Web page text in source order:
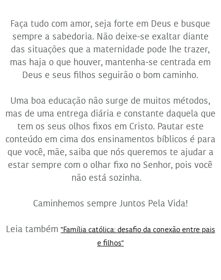
Faça tudo com amor, seja forte em Deus e busque
sempre a sabedoria. Não deixe-se exaltar diante
das situações que a maternidade pode lhe trazer,
mas haja o que houver, mantenha-se centrada em
Deus e seus filhos seguirão o bom caminho.
Uma boa educação não surge de muitos métodos,
mas de uma entrega diária e constante daquela que
tem os seus olhos fixos em Cristo. Pautar este
conteúdo em cima dos ensinamentos bíblicos é para
que você, mãe, saiba que nós queremos te ajudar a
estar sempre com o olhar fixo no Senhor, pois você
não está sozinha.
Caminhemos sempre Juntos Pela Vida!
Leia também "Família católica: desafio da conexão entre pais
e filhos"